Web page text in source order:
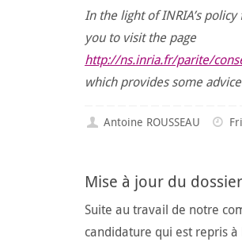
In the light of INRIA’s
you to visit the page
http://ns.inria.fr/parite/
which provides some
Antoine ROUSSEAU
Mise à jour du
Suite au travail de notre
candidature qui est repris